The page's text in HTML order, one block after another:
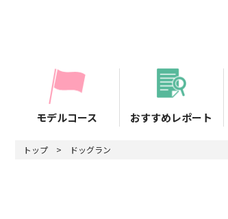
モデルコース おすすめレポート
トップ ドッグラン